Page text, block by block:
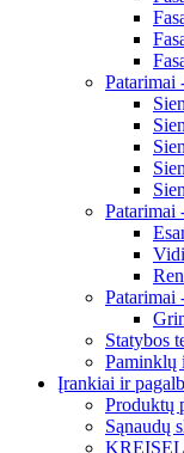
Patarimai
Patarimai
Patarimai
Statybos
Paminklų
Įrankiai ir
Produktų
Sąnaudų
KREISEL